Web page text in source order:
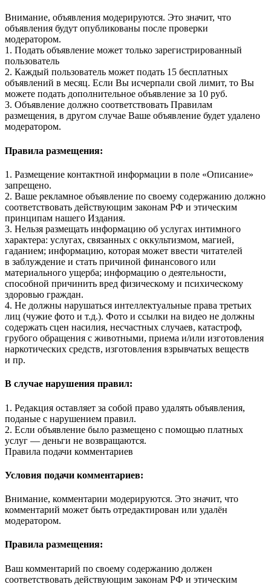
Внимание, объявления модерируются. Это значит, что
объявления будут опубликованы после проверки
модератором.
1. Подать объявление может только зарегистрированный
пользователь
2. Каждый пользователь может подать 15 бесплатных
объявлений в месяц. Если Вы исчерпали свой лимит, то Вы
можете подать дополнительное объявление за 10 руб.
3. Объявление должно соответствовать Правилам
размещения, в другом случае Ваше объявление будет удалено
модератором.
Правила размещения:
1. Размещение контактной информации в поле «Описание»
запрещено.
2. Ваше рекламное объявление по своему содержанию должно
соответствовать действующим законам РФ и этическим
принципам нашего Издания.
3. Нельзя размещать информацию об услугах интимного
характера: услугах, связанных с оккультизмом, магией,
гаданием; информацию, которая может ввести читателей
в заблуждение и стать причиной финансового или
материального ущерба; информацию о деятельности,
способной причинить вред физическому и психическому
здоровью граждан.
4. Не должны нарушаться интеллектуальные права третьих
лиц (чужие фото и т.д.). Фото и ссылки на видео не должны
содержать сцен насилия, несчастных случаев, катастроф,
грубого обращения с животными, приема и/или изготовления
наркотических средств, изготовления взрывчатых веществ
и пр.
В случае нарушения правил:
1. Редакция оставляет за собой право удалять объявления,
поданые с нарушением правил.
2. Если объявление было размещено с помощью платных
услуг — деньги не возвращаются.
Правила подачи комментариев
Условия подачи комментариев:
Внимание, комментарии модерируются. Это значит, что
комментарий может быть отредактирован или удалён
модератором.
Правила размещения:
Ваш комментарий по своему содержанию должен
соответствовать действующим законам РФ и этическим